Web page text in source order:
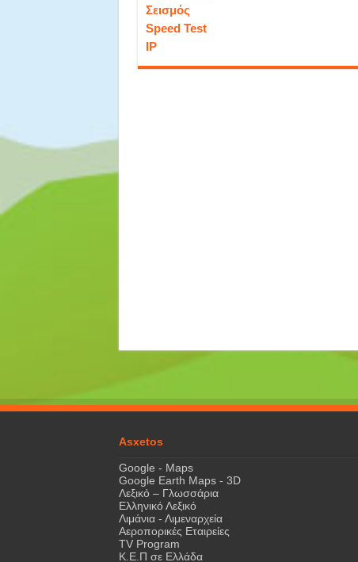
Σεισμός
Speed Test
IP
Asxetos
Google - Maps
Google Earth Maps - 3D
Λεξικό – Γλωσσάρια
Ελληνικό Λεξικό
Λιμάνια - Λιμεναρχεία
Αεροπορικές Εταιρείες
TV Program
Κ.Ε.Π σε Ελλάδα